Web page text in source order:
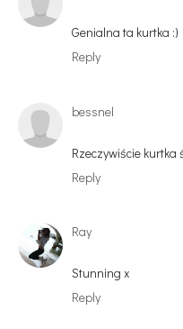
Genialna ta kurtka :)
Reply
bessnel
Rzeczywiście
Reply
Ray
Stunning x
Reply